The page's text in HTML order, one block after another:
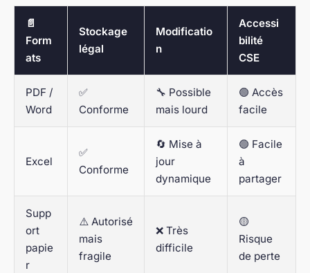
📄
Form
ats
Stockage
légal
Modificatio
n
Accessi
bilité
CSE
PDF /
Word
✅
Conforme
🔧 Possible
mais lourd
🟢 Accès
facile
Excel
✅
Conforme
🔄 Mise à
jour
dynamique
🟢 Facile
à
partager
Supp
ort
papie
r
⚠️ Autorisé
mais
fragile
❌ Très
difficile
🟡
Risque
de perte